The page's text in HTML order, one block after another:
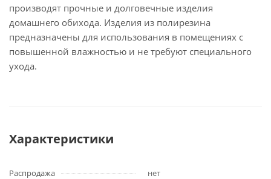
производят прочные и долговечные изделия
домашнего обихода. Изделия из полирезина
предназначены для использования в помещениях с
повышенной влажностью и не требуют специального
ухода.
Характеристики
Распродажа
нет